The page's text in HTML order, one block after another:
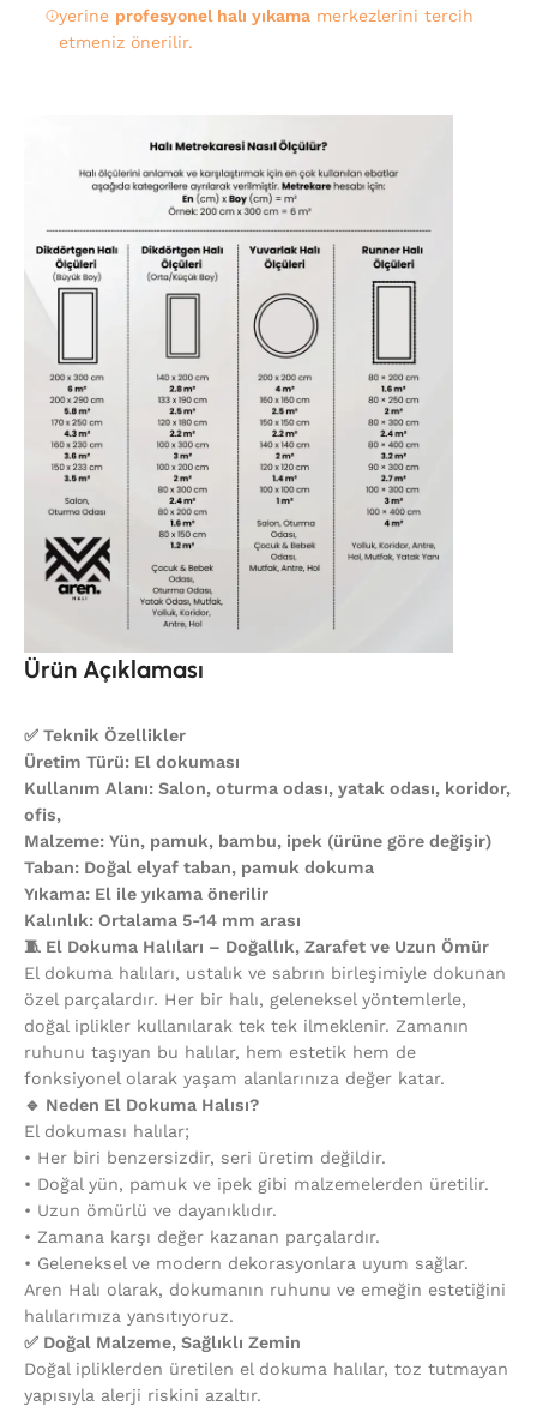
yerine profesyonel halı yıkamamerkezlerini tercih
etmeniz önerilir.
Ürün Açıklaması
✅ Teknik Özellikler
Üretim Türü: El dokuması
Kullanım Alanı: Salon, oturma odası, yatak odası, koridor,
ofis,
Malzeme: Yün, pamuk, bambu, ipek (ürüne göre değişir)
Taban: Doğal elyaf taban, pamuk dokuma
Yıkama: El ile yıkama önerilir
Kalınlık: Ortalama 5-14 mm arası
🧵 El Dokuma Halıları – Doğallık, Zarafet ve Uzun Ömür
El dokuma halıları, ustalık ve sabrın birleşimiyle dokunan
özel parçalardır. Her bir halı, geleneksel yöntemlerle,
doğal iplikler kullanılarak tek tek ilmeklenir. Zamanın
ruhunu taşıyan bu halılar, hem estetik hem de
fonksiyonel olarak yaşam alanlarınıza değer katar.
🔹 Neden El Dokuma Halısı?
El dokuması halılar;
•⁠ ⁠Her biri benzersizdir, seri üretim değildir.
•⁠ ⁠Doğal yün, pamuk ve ipek gibi malzemelerden üretilir.
•⁠ ⁠Uzun ömürlü ve dayanıklıdır.
•⁠ ⁠Zamana karşı değer kazanan parçalardır.
•⁠ ⁠Geleneksel ve modern dekorasyonlara uyum sağlar.
Aren Halı olarak, dokumanın ruhunu ve emeğin estetiğini
halılarımıza yansıtıyoruz.
✅ Doğal Malzeme, Sağlıklı Zemin
Doğal ipliklerden üretilen el dokuma halılar, toz tutmayan
yapısıyla alerji riskini azaltır.